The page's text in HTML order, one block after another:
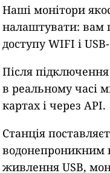
Наші монітори
налаштувати: вам
доступу WIFI і
Після
в реальному часі
картах і через API.
Станція
водонепроникним
живлення USB,